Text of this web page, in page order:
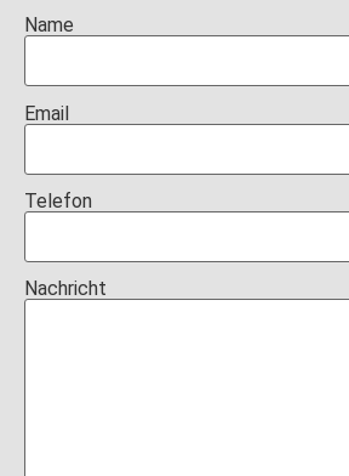
Name
Email
Telefon
Nachricht